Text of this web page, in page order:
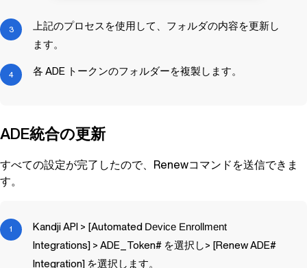
上記のプロセスを使用して、フォルダの内容を更新し
ます。
各 ADE トークンのフォルダーを複製します。
ADE統合の更新
すべての設定が完了したので、Renewコマンドを送信できま
す。
KandjiAPI > [Automated Device Enrollment
Integrations] > ADE_Token# を選択し> [Renew ADE#
Integration] を選択します。